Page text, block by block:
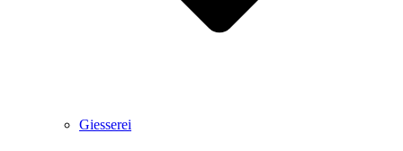
Giesserei